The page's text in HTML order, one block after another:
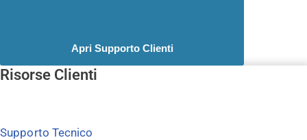
Apri Supporto Clienti
Risorse Clienti
Supporto Tecnico